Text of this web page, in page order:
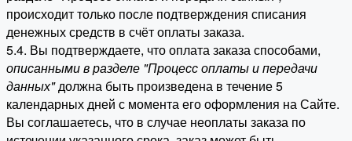
происходит только после подтверждения списания
денежных средств в счёт оплаты заказа.
5.4. Вы подтверждаете, что оплата заказа способами,
описанными в разделе "Процесс оплаты и передачи
данных"должна быть произведена в течение 5
календарных дней с момента его оформления на Сайте.
Вы соглашаетесь, что в случае неоплаты заказа по